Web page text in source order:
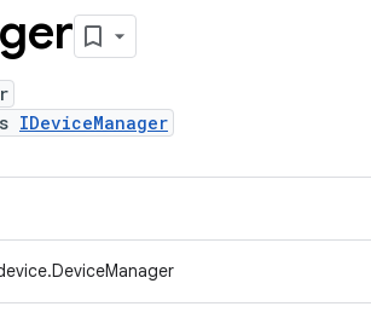
IDeviceManager